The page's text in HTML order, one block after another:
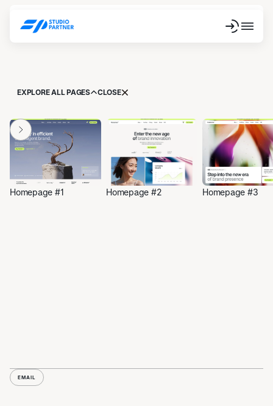
Homepage #1 Homepage #2 Homepage #3
EXPLORE ALL PAGES CLOSE
EMAIL